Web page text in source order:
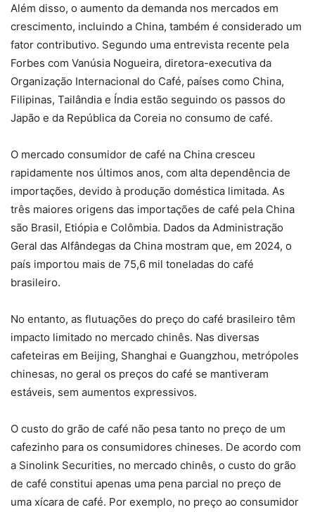
Além disso, o aumento da demanda nos mercados em
crescimento, incluindo a China, também é considerado um
fator contributivo. Segundo uma entrevista recente pela
Forbes com Vanúsia Nogueira, diretora-executiva da
Organização Internacional do Café, países como China,
Filipinas, Tailândia e Índia estão seguindo os passos do
Japão e da República da Coreia no consumo de café.
O mercado consumidor de café na China cresceu
rapidamente nos últimos anos, com alta dependência de
importações, devido à produção doméstica limitada. As
três maiores origens das importações de café pela China
são Brasil, Etiópia e Colômbia. Dados da Administração
Geral das Alfândegas da China mostram que, em 2024, o
país importou mais de 75,6 mil toneladas do café
brasileiro.
No entanto, as flutuações do preço do café brasileiro têm
impacto limitado no mercado chinês. Nas diversas
cafeteiras em Beijing, Shanghai e Guangzhou, metrópoles
chinesas, no geral os preços do café se mantiveram
estáveis, sem aumentos expressivos.
O custo do grão de café não pesa tanto no preço de um
cafezinho para os consumidores chineses. De acordo com
a Sinolink Securities, no mercado chinês, o custo do grão
de café constitui apenas uma pena parcial no preço de
uma xícara de café. Por exemplo, no preço ao consumidor